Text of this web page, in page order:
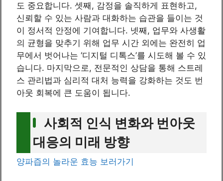
도 중요합니다. 셋째, 감정을 솔직하게 표현하고,
신뢰할 수 있는 사람과 대화하는 습관을 들이는 것
이 정서적 안정에 기여합니다. 넷째, 업무와 사생활
의 균형을 맞추기 위해 업무 시간 외에는 완전히 업
무에서 벗어나는 ‘디지털 디톡스’를 시도해 볼 수 있
습니다. 마지막으로, 전문적인 상담을 통해 스트레
스 관리법과 심리적 대처 능력을 강화하는 것도 번
아웃 회복에 큰 도움이 됩니다.
사회적 인식 변화와 번아웃
대응의 미래 방향
양파즙의 놀라운 효능 보러가기